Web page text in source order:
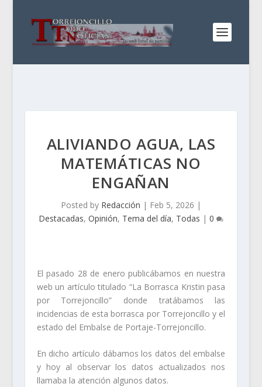
ALIVIANDO AGUA, LAS
MATEMÁTICAS NO
ENGAÑAN
Posted by Redacción | Feb 5, 2026 |
Destacadas, Opinión, Tema del día, Todas | 0
El pasado 28 de enero publicábamos en nuestra
web un artículo titulado “La Borrasca Kristin pasa
por Torrejoncillo” donde tratábamos las
incidencias de esta borrasca por Torrejoncillo y el
estado del Embalse de Portaje-Torrejoncillo.
En dicho artículo dábamos los datos del embalse
y hoy al observar los datos actualizados nos
llamaba la atención algunos datos.